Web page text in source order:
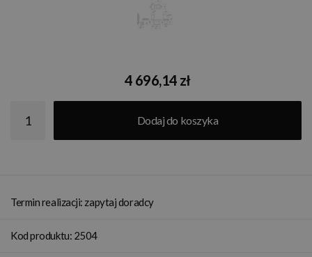
4 696,14 zł
Dodaj do koszyka
Termin realizacji: zapytaj doradcy
Kod produktu: 2504